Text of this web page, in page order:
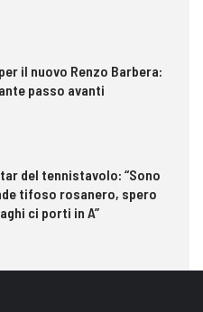
il nuovo Renzo Barbera:
passo avanti
del tennistavolo: “Sono
tifoso rosanero, spero
ci porti in A”